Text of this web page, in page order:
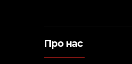
Про нас